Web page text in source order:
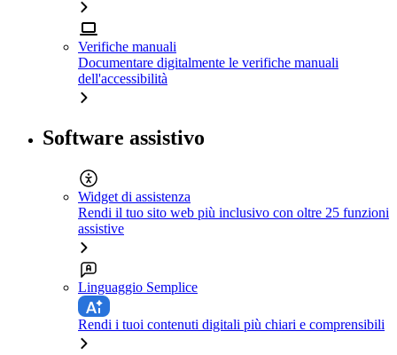
Verifiche manuali
Documentare digitalmente le verifiche manuali
dell'accessibilità
Software assistivo
Widget di assistenza
Rendi il tuo sito web più inclusivo con oltre 25 funzioni
assistive
Linguaggio Semplice
Rendi i tuoi contenuti digitali più chiari e comprensibili